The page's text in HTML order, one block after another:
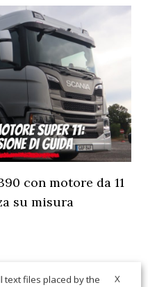
con motore da 11
su misura
X
text files placed by the